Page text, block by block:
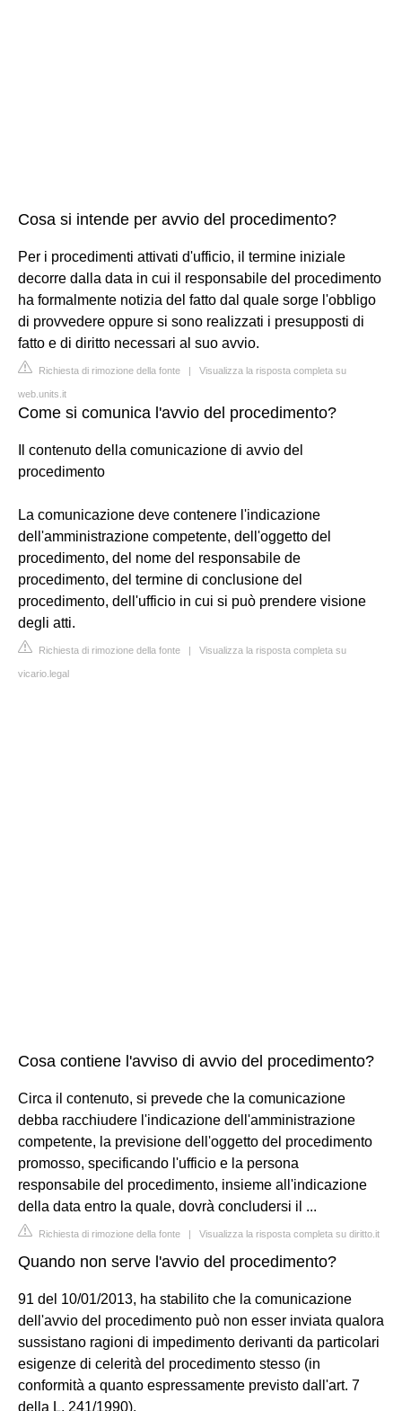
Cosa si intende per avvio del procedimento?
Per i procedimenti attivati d'ufficio, il termine iniziale
decorre dalla data in cui il responsabile del procedimento
ha formalmente notizia del fatto dal quale sorge l'obbligo
di provvedere oppure si sono realizzati i presupposti di
fatto e di diritto necessari al suo avvio.
Richiesta di rimozione della fonte | Visualizza la risposta completa su
web.units.it
Come si comunica l'avvio del procedimento?
Il contenuto della comunicazione di avvio del
procedimento
La comunicazione deve contenere l'indicazione
dell'amministrazione competente, dell'oggetto del
procedimento, del nome del responsabile de
procedimento, del termine di conclusione del
procedimento, dell'ufficio in cui si può prendere visione
degli atti.
Richiesta di rimozione della fonte | Visualizza la risposta completa su
vicario.legal
Cosa contiene l'avviso di avvio del procedimento?
Circa il contenuto, si prevede che la comunicazione
debba racchiudere l'indicazione dell'amministrazione
competente, la previsione dell'oggetto del procedimento
promosso, specificando l'ufficio e la persona
responsabile del procedimento, insieme all'indicazione
della data entro la quale, dovrà concludersi il ...
Richiesta di rimozione della fonte | Visualizza la risposta completa su diritto.it
Quando non serve l'avvio del procedimento?
91 del 10/01/2013, ha stabilito che la comunicazione
dell'avvio del procedimento può non esser inviata qualora
sussistano ragioni di impedimento derivanti da particolari
esigenze di celerità del procedimento stesso (in
conformità a quanto espressamente previsto dall'art. 7
della L. 241/1990).